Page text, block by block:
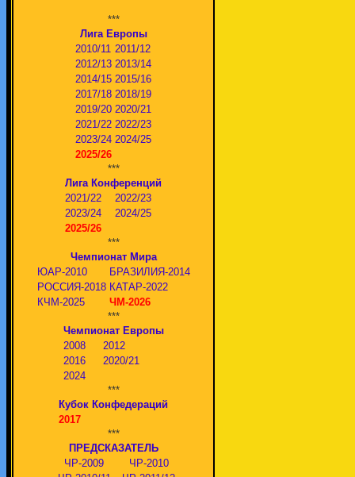
***
Лига Европы
2010/11 2011/12
2012/13 2013/14
2014/15 2015/16
2017/18 2018/19
2019/20 2020/21
2021/22 2022/23
2023/24 2024/25
2025/26
***
Лига Конференций
2021/22
2022/23
2023/24
2024/25
2025/26
***
Чемпионат Мира
ЮАР-2010
БРАЗИЛИЯ-2014
РОССИЯ-2018 КАТАР-2022
КЧМ-2025
ЧМ-2026
***
Чемпионат Европы
2008
2012
2016
2020/21
2024
***
Кубок Конфедераций
2017
***
ПРЕДСКАЗАТЕЛЬ
ЧР-2009
ЧР-2010